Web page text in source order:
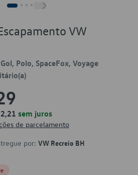
VW
Polo, SpaceFox, Voyage
sem juros
de parcelamento
por: VW Recreio BH